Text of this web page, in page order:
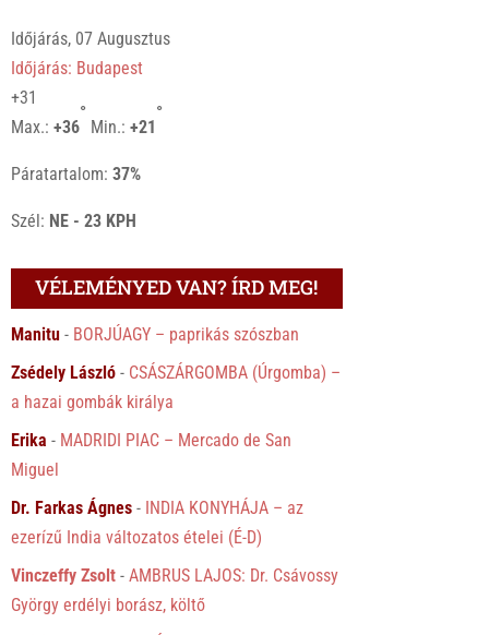
Időjárás, 07 Augusztus
Időjárás: Budapest
+31
Max.:+36
°
Min.:+21
°
Páratartalom:37%
Szél: NE - 23 KPH
VÉLEMÉNYED VAN? ÍRD MEG!
Manitu - BORJÚAGY – paprikás szószban
Zsédely László - CSÁSZÁRGOMBA (Úrgomba) –
a hazai gombák királya
Erika - MADRIDI PIAC – Mercado de San
Miguel
Dr. Farkas Ágnes - INDIA KONYHÁJA – az
ezerízű India változatos ételei (É-D)
Vinczeffy Zsolt -AMBRUS LAJOS: Dr. Csávossy
György erdélyi borász, költő